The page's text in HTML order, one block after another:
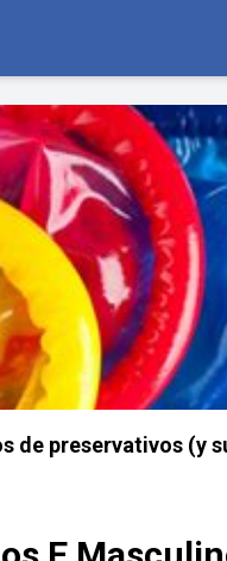
de preservativos (y